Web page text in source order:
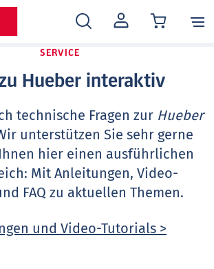
MEIN
KONTO
SERVICE
Hueber interaktiv
technische Fragen zur Hueber
unterstützen Sie sehr gerne
hier einen ausführlichen
Mit Anleitungen, Video-
FAQ zu aktuellen Themen.
und Video-Tutorials >